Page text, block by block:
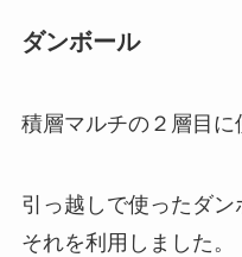
ダンボール
積層マルチの２層目に
引っ越しで使ったダン
それを利用しました。